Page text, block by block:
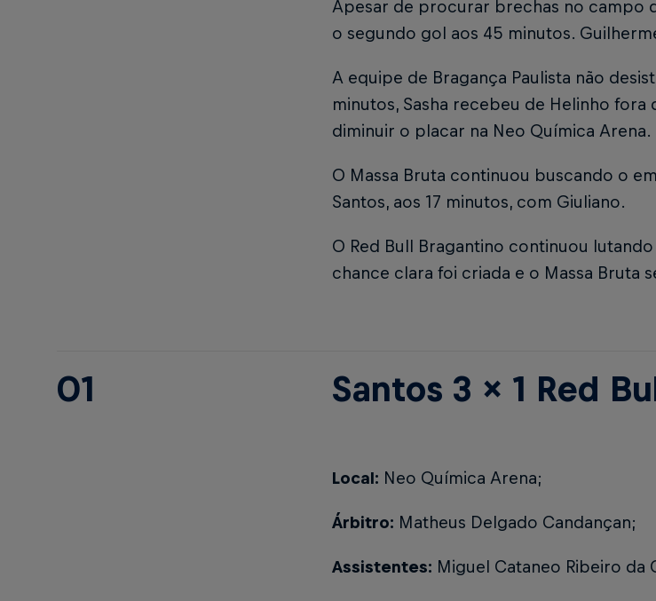
Apesar de procurar brechas no campo
o segundo gol aos 45 minutos.
A equipe de Bragança Paulista não
minutos, Sasha recebeu de Helinho
diminuir o placar na Neo Química Arena.
O Massa Bruta continuou buscando o
Santos, aos 17 minutos, com Giuliano.
O Red Bull Bragantino continuou
chance clara foi criada e o Massa Bruta
01 Santos 3 x 1 Red
Local: Neo Química Arena;
Árbitro: Matheus Delgado Candançan;
Assistentes: Miguel Cataneo Ribeiro da